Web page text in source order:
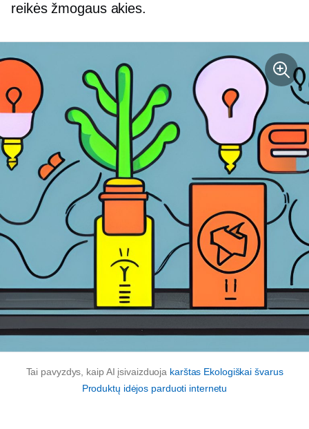
reikės žmogaus akies.
Tai pavyzdys, kaip AI įsivaizduoja karštas Ekologiškai švarus
Produktų idėjos parduoti internetu